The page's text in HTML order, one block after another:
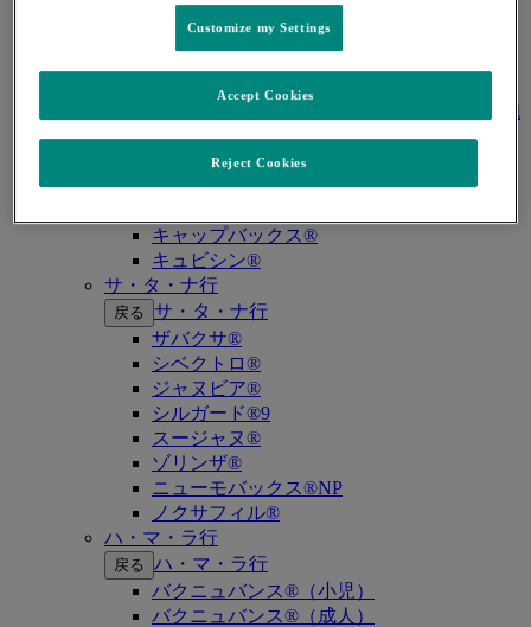
キイトルーダ®（子宮頸癌）
キイトルーダ®（悪性黒色腫）
キイトルーダ®（原発性縦隔大細胞型B細胞
リンパ腫（PMBCL））
キイトルーダ®（MSI-High固形癌）
キイトルーダ®（MSI-High結腸・直腸癌）
キャップバックス®
キュビシン®
サ・タ・ナ行
戻る サ・タ・ナ行
ザバクサ®
シベクトロ®
ジャヌビア®
シルガード®9
スージャヌ®
ゾリンザ®
ニューモバックス®NP
ノクサフィル®
ハ・マ・ラ行
戻る ハ・マ・ラ行
バクニュバンス®（小児）
バクニュバンス®（成人）
Customize my Settings
Reject Cookies
Accept Cookies